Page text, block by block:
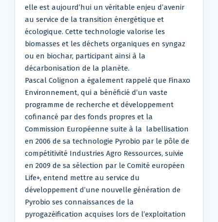
elle est aujourd’hui un véritable enjeu d’avenir
au service de la transition énergétique et
écologique. Cette technologie valorise les
biomasses et les déchets organiques en syngaz
ou en biochar, participant ainsi à la
décarbonisation de la planète.
Pascal Colignon a également rappelé que Finaxo
Environnement, qui a bénéficié d’un vaste
programme de recherche et développement
cofinancé par des fonds propres et la
Commission Européenne suite à la labellisation
en 2006 de sa technologie Pyrobio par le pôle de
compétitivité Industries Agro Ressources, suivie
en 2009 de sa sélection par le Comité européen
Life+, entend mettre au service du
développement d’une nouvelle génération de
Pyrobio ses connaissances de la
pyrogazéification acquises lors de l’exploitation